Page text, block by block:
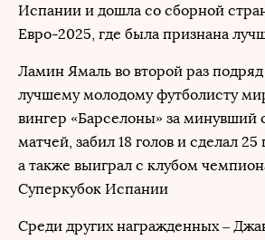
Испании и дошла со сборной
Евро-2025, где была признана
Ламин Ямаль во второй раз
лучшему молодому футболисту
вингер «Барселоны» за минувший
матчей, забил 18 голов и сделал 25
а также выиграл с клубом
Суперкубок Испании
Среди других награжденных –